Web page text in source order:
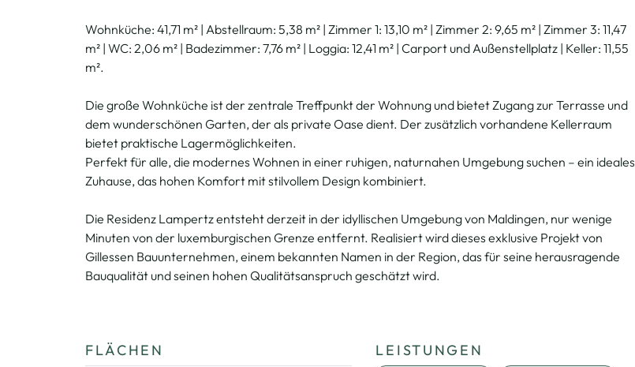
Wohnküche: 41,71 m² | Abstellraum: 5,38 m² | Zimmer 1: 13,10 m² | Zimmer 2: 9,65 m² | Zimmer 3: 11,47
m² | WC: 2,06 m² | Badezimmer: 7,76 m² | Loggia: 12,41 m² | Carport und Außenstellplatz | Keller: 11,55
m².
Die große Wohnküche ist der zentrale Treffpunkt der Wohnung und bietet Zugang zur Terrasse und
dem wunderschönen Garten, der als private Oase dient. Der zusätzlich vorhandene Kellerraum
bietet praktische Lagermöglichkeiten.
Perfekt für alle, die modernes Wohnen in einer ruhigen, naturnahen Umgebung suchen – ein ideales
Zuhause, das hohen Komfort mit stilvollem Design kombiniert.
Die Residenz Lampertz entsteht derzeit in der idyllischen Umgebung von Maldingen, nur wenige
Minuten von der luxemburgischen Grenze entfernt. Realisiert wird dieses exklusive Projekt von
Gillessen Bauunternehmen, einem bekannten Namen in der Region, das für seine herausragende
Bauqualität und seinen hohen Qualitätsanspruch geschätzt wird.
FLÄCHEN LEISTUNGEN